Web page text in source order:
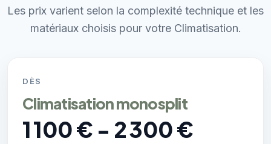
Les prix varient selon la complexité technique et les
matériaux choisis pour votre Climatisation.
DÈS
Climatisation monosplit
1 100 € - 2 300 €